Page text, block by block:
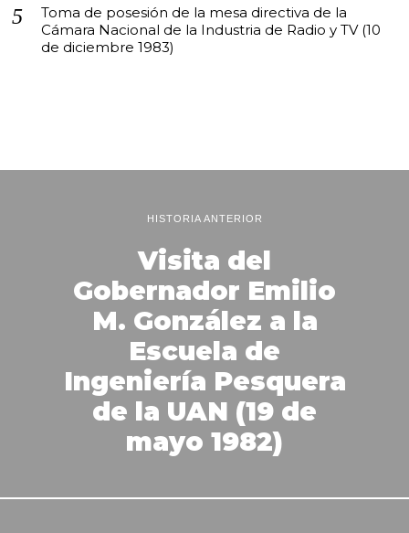
Toma de posesión de la mesa directiva de la
Cámara Nacional de la Industria de Radio y TV (10
de diciembre 1983)
HISTORIA ANTERIOR
Visita del
Gobernador Emilio
M. González a la
Escuela de
Ingeniería Pesquera
de la UAN (19 de
mayo 1982)